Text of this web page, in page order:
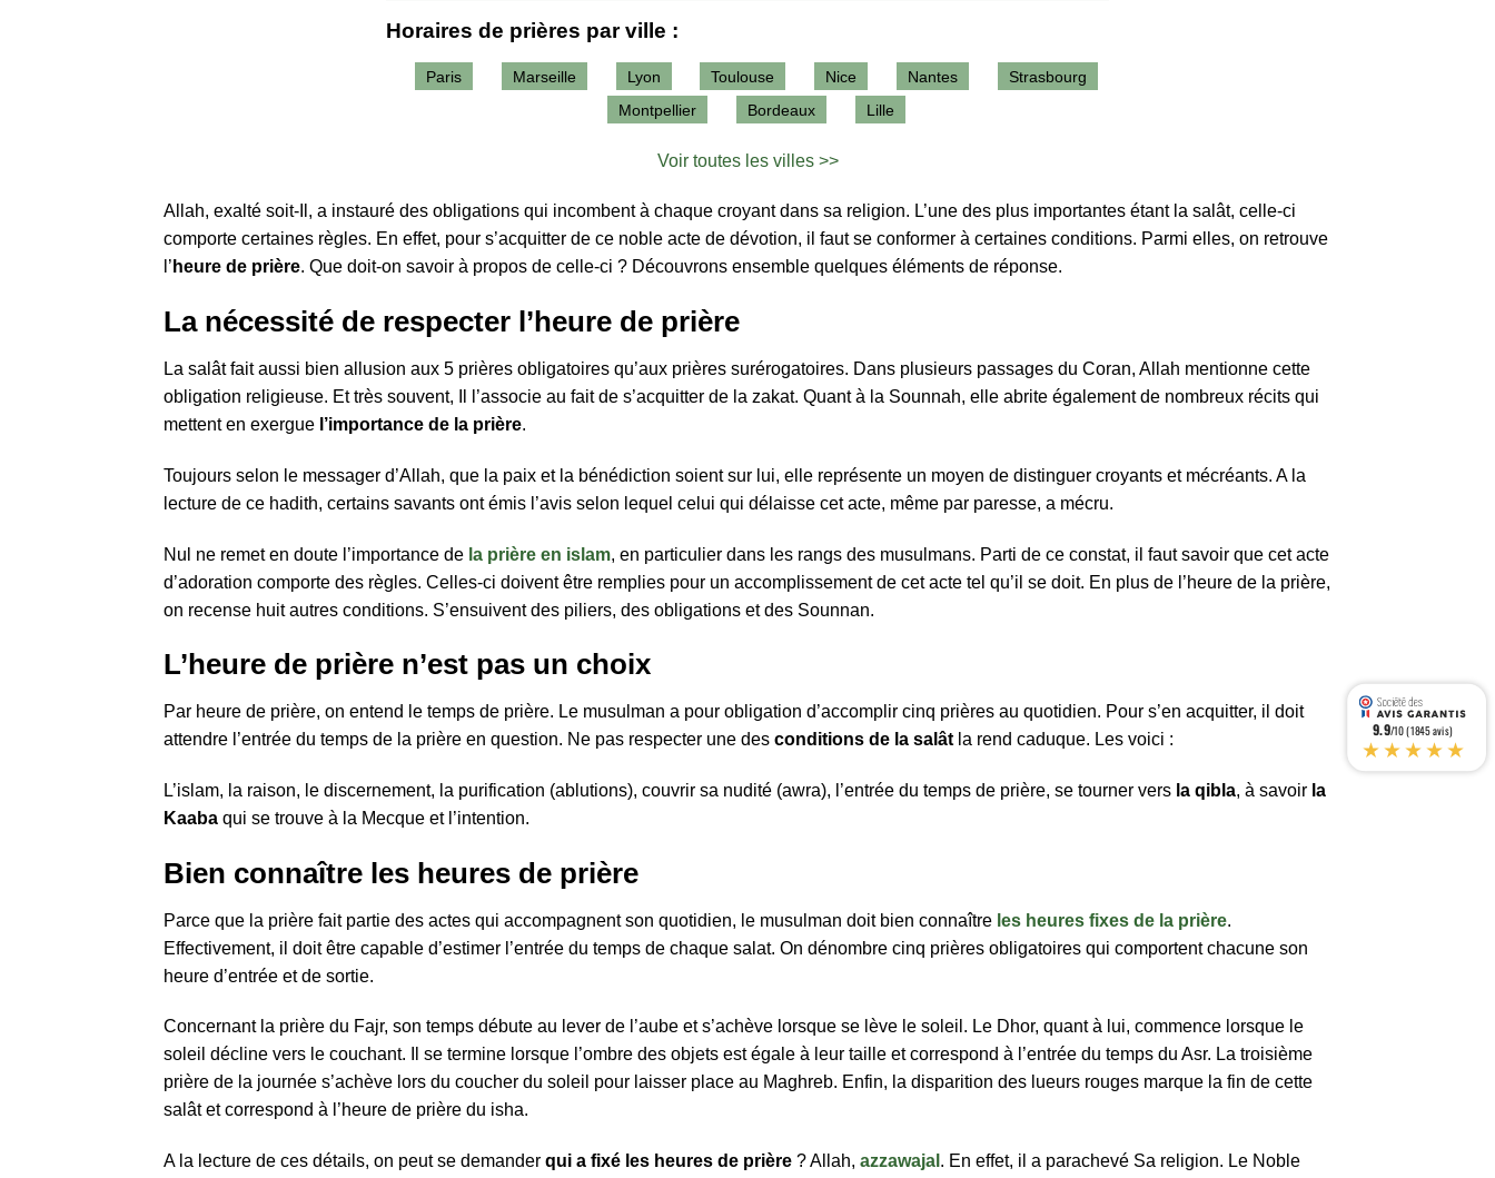
Horaires de prières par ville :
Paris Marseille Lyon Toulouse Nice Nantes
Strasbourg
Montpellier
Bordeaux Lille
Voir toutes les villes >>
Allah, exalté soit-Il, a instauré des obligations qui incombent à chaque croyant dans sa religion. L’une des plus importantes étant la salât, celle-ci
comporte certaines règles. En effet, pour s’acquitter de ce noble acte de dévotion, il faut se conformer à certaines conditions. Parmi elles, on retrouve
l’ heure de prière. Que doit-on savoir à propos de celle-ci ? Découvrons ensemble quelques éléments de réponse.
La nécessité de respecter l’heure de prière
La salât fait aussi bien allusion aux 5 prières obligatoires qu’aux prières surérogatoires. Dans plusieurs passages du Coran, Allah mentionne cette
obligation religieuse. Et très souvent, Il l’associe au fait de s’acquitter de la zakat. Quant à la Sounnah, elle abrite également de nombreux récits qui
mettent en exergue l’importance de la prière.
Toujours selon le messager d’Allah, que la paix et la bénédiction soient sur lui, elle représente un moyen de distinguer croyants et mécréants. A la
lecture de ce hadith, certains savants ont émis l’avis selon lequel celui qui délaisse cet acte, même par paresse, a mécru.
Nul ne remet en doute l’importance de la prière en islam, en particulier dans les rangs des musulmans. Parti de ce constat, il faut savoir que cet acte
d’adoration comporte des règles. Celles-ci doivent être remplies pour un accomplissement de cet acte tel qu’il se doit. En plus de l’heure de la prière,
on recense huit autres conditions. S’ensuivent des piliers, des obligations et des Sounnan.
L’heure de prière n’est pas un choix
Par heure de prière, on entend le temps de prière. Le musulman a pour obligation d’accomplir cinq prières au quotidien. Pour s’en acquitter, il doit
attendre l’entrée du temps de la prière en question. Ne pas respecter une des conditions de la salât la rend caduque. Les voici :
L’islam, la raison, le discernement, la purification (ablutions), couvrir sa nudité (awra), l’entrée du temps de prière, se tourner vers la qibla, à savoir la
Kaaba qui se trouve à la Mecque et l’intention.
Bien connaître les heures de prière
Parce que la prière fait partie des actes qui accompagnent son quotidien, le musulman doit bien connaître les heures fixes de la prière.
Effectivement, il doit être capable d’estimer l’entrée du temps de chaque salat. On dénombre cinq prières obligatoires qui comportent chacune son
heure d’entrée et de sortie.
Concernant la prière du Fajr, son temps débute au lever de l’aube et s’achève lorsque se lève le soleil. Le Dhor, quant à lui, commence lorsque le
soleil décline vers le couchant. Il se termine lorsque l’ombre des objets est égale à leur taille et correspond à l’entrée du temps du Asr. La troisième
prière de la journée s’achève lors du coucher du soleil pour laisser place au Maghreb. Enfin, la disparition des lueurs rouges marque la fin de cette
salât et correspond à l’heure de prière du isha.
A la lecture de ces détails, on peut se demander qui a fixé les heures de prière ? Allah, azzawajal . En effet, il a parachevé Sa religion. Le Noble
9.9/10 (1845 avis)
★★★★★